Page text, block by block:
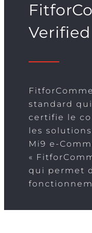
Verified
standard
certifie le
les
Mi9 e-
«
qui permet